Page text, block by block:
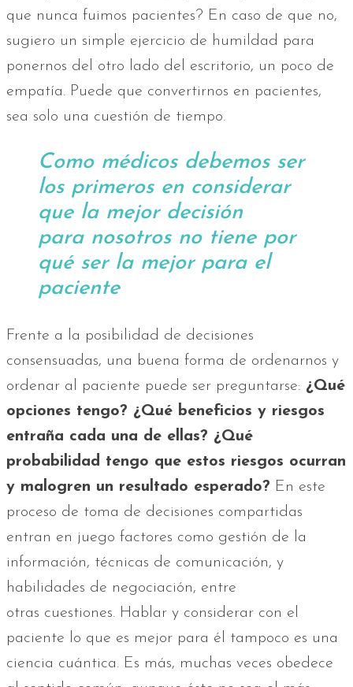
que nunca fuimos pacientes? En caso de que no,
sugiero un simple ejercicio de humildad para
ponernos del otro lado del escritorio, un poco de
empatía. Puede que convertirnos en pacientes,
sea solo una cuestión de tiempo.
Como médicos debemos ser
los primeros en considerar
que la mejor decisión
para nosotros no tiene por
qué ser la mejor para el
paciente
Frente a la posibilidad de decisiones
consensuadas, una buena forma de ordenarnos y
ordenar al paciente puede ser preguntarse: ¿Qué
opciones tengo? ¿Qué beneficios y riesgos
entraña cada una de ellas? ¿Qué
probabilidad tengo que estos riesgos ocurran
y malogren un resultado esperado? En este
proceso de toma de decisiones compartidas
entran en juego factores como gestión de la
información, técnicas de comunicación, y
habilidades de negociación, entre
otras cuestiones. Hablar y considerar con el
paciente lo que es mejor para él tampoco es una
ciencia cuántica. Es más, muchas veces obedece